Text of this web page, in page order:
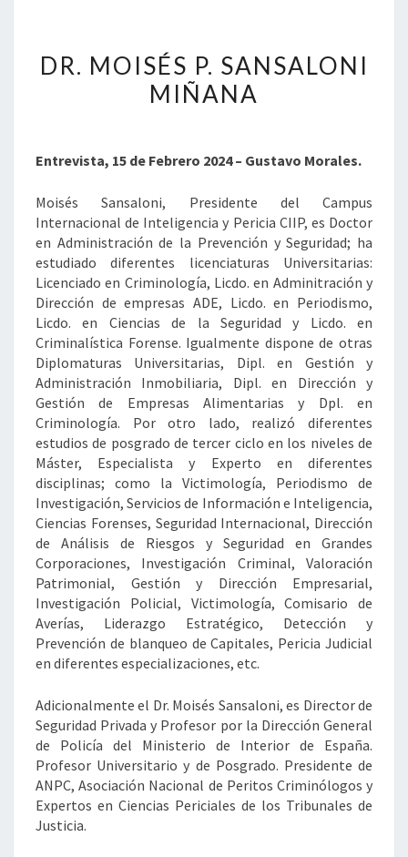
MOISÉS
P.
SANSALONI
DR. MOISÉS P. SANSALONI
MIÑANA
Entrevista, 15 de Febrero 2024 – Gustavo Morales.
Moisés Sansaloni, Presidente del Campus
Internacional de Inteligencia y Pericia CIIP, es Doctor
en Administración de la Prevención y Seguridad; ha
estudiado diferentes licenciaturas Universitarias:
Licenciado en Criminología, Licdo. en Adminitración y
Dirección de empresas ADE, Licdo. en Periodismo,
Licdo. en Ciencias de la Seguridad y Licdo. en
Criminalística Forense. Igualmente dispone de otras
Diplomaturas Universitarias, Dipl. en Gestión y
Administración Inmobiliaria, Dipl. en Dirección y
Gestión de Empresas Alimentarias y Dpl. en
Criminología. Por otro lado, realizó diferentes
estudios de posgrado de tercer ciclo en los niveles de
Máster, Especialista y Experto en diferentes
disciplinas; como la Victimología, Periodismo de
Investigación, Servicios de Información e Inteligencia,
Ciencias Forenses, Seguridad Internacional, Dirección
de Análisis de Riesgos y Seguridad en Grandes
Corporaciones, Investigación Criminal, Valoración
Patrimonial, Gestión y Dirección Empresarial,
Investigación Policial, Victimología, Comisario de
Averías, Liderazgo Estratégico, Detección y
Prevención de blanqueo de Capitales, Pericia Judicial
en diferentes especializaciones, etc.
Adicionalmente el Dr. Moisés Sansaloni, es Director de
Seguridad Privada y Profesor por la Dirección General
de Policía del Ministerio de Interior de España.
Profesor Universitario y de Posgrado. Presidente de
ANPC, Asociación Nacional de Peritos Criminólogos y
Expertos en Ciencias Periciales de los Tribunales de
Justicia.